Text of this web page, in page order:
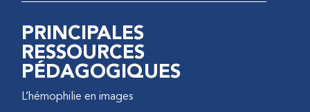
PRINCIPALES
RESSOURCES
PÉDAGOGIQUES
L’hémophilie en images